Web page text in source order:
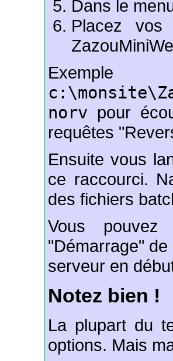
Dans le
Placez
norv pour
requêtes
Ensuite vous
ce raccourci.
des fichiers
Vous
"Démarrage"
serveur en
Notez bien !
La plupart du
options. Mais